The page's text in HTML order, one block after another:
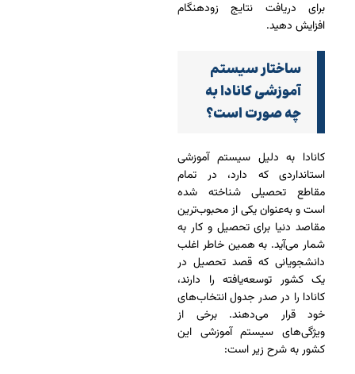
برای دریافت نتایج زودهنگام
افزایش دهید.
ساختار سیستم
آموزشی کانادا به
چه صورت است؟
کانادا به دلیل سیستم آموزشی
استانداردی که دارد، در تمام
مقاطع تحصیلی شناخته شده
است و به‌عنوان یکی از محبوب‌ترین
مقاصد دنیا برای تحصیل و کار به
شمار می‌آید. به همین خاطر اغلب
دانشجویانی که قصد تحصیل در
یک کشور توسعه‌یافته را دارند،
کانادا را در صدر جدول انتخاب‌های
خود قرار می‌دهند. برخی از
ویژگی‌های سیستم آموزشی این
کشور به شرح زیر است: